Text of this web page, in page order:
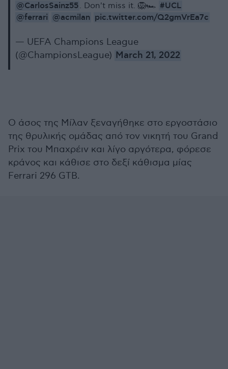
@CarlosSainz55. Don't miss it. 🦁🏎️ #UCL
@ferrari @acmilan pic.twitter.com/Q2gmVrEa7c
— UEFA Champions League
(@ChampionsLeague) March 21, 2022
Ο άσος της Μίλαν ξεναγήθηκε στο εργοστάσιο
της θρυλικής ομάδας από τον νικητή του Grand
Prix του Μπαχρέιν και λίγο αργότερα, φόρεσε
κράνος και κάθισε στο δεξί κάθισμα μίας
Ferrari 296 GTB.